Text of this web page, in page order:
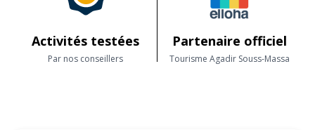
Activités testées
Par nos conseillers
Partenaire officiel
Tourisme Agadir Souss-Massa